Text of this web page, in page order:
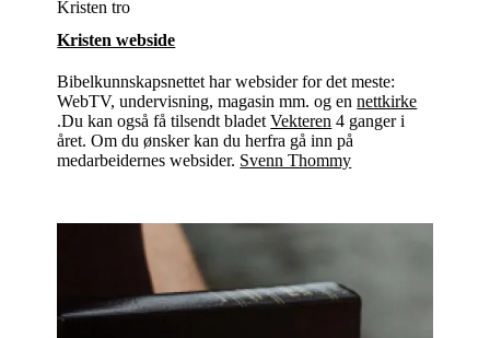
Kristen tro
Kristen webside
Bibelkunnskapsnettet har websider for det meste:
WebTV, undervisning, magasin mm. og ennettkirke
.Du kan også få tilsendt bladetVekteren 4 ganger i
året. Om du ønsker kan du herfra gå inn på
medarbeidernes websider. Svenn Thommy